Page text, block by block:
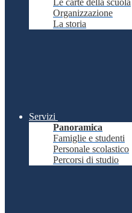
Le carte della scuola
Organizzazione
La storia
Servizi
Panoramica
Famiglie e studenti
Personale scolastico
Percorsi di studio